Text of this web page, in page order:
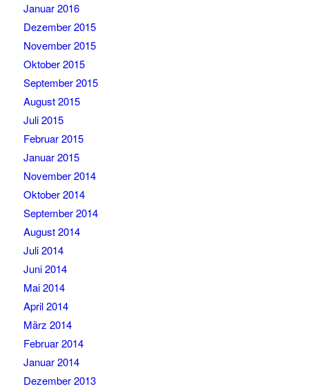
Januar 2016
Dezember 2015
November 2015
Oktober 2015
September 2015
August 2015
Juli 2015
Februar 2015
Januar 2015
November 2014
Oktober 2014
September 2014
August 2014
Juli 2014
Juni 2014
Mai 2014
April 2014
März 2014
Februar 2014
Januar 2014
Dezember 2013